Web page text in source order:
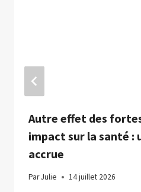
Autre effet des
impact sur la santé :
accrue
ParJulie 14 juillet 2026